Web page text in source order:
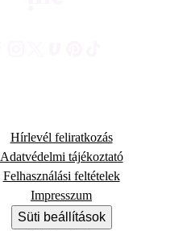
Hírlevél feliratkozás
Adatvédelmi tájékoztató
Felhasználási feltételek
Impresszum
Süti beállítások